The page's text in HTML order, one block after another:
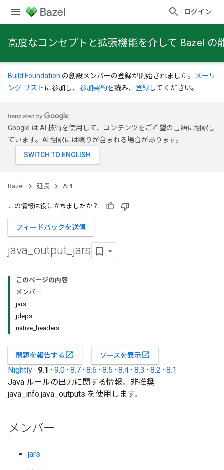
ログイン
高度なコンセプトと拡張機能を介して Bazel
Build Foundation の創設メンバーの登録が開始されました。
メーリ
ング リスト に参加し、 参加契約を読み、 登録してください。
Google は AI 技術を使用して、コンテンツをご希望の言語に翻訳し
ています。AI 翻訳には誤りが含まれる場合があります。
Bazel 延長 API
この情報は役に立ちましたか？
フィードバックを送信
java output jars
このページの内容
メンバー
jars
jdeps
native_headers
問題を報告する open_in_new ソースを表示open_in_new
Nightly · 9.1 · 9.0 · 8.7 · 8.6 · 8.5 · 8.4 · 8.3 · 8.2 · 8.1
Java ルールの出力に関する情報。非推奨:
java_info.java_outputs を使用します。
メンバー
jars